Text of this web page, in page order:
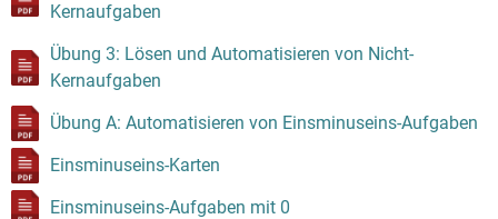
Kernaufgaben
Übung 3: Lösen und Automatisieren von Nicht-
Kernaufgaben
Übung A: Automatisieren von Einsminuseins-Aufgaben
Einsminuseins-Karten
Einsminuseins-Aufgaben mit 0